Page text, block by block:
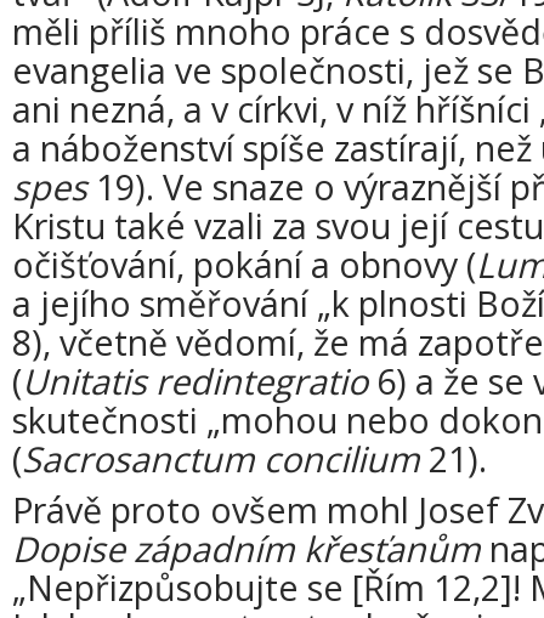
měli příliš mnoho práce s
evangelia ve společnosti, jež se
ani nezná, a v církvi, v níž
a náboženství spíše zastírají, než
spes19). Ve snaze o výraznější
Kristu také vzali za svou její
očišťování, pokání a obnovy (
a jejího směřování „k plnosti
8), včetně vědomí, že má
(Unitatis redintegratio6) a že se
skutečnosti „mohou nebo
(Sacrosanctum concilium 21).
Právě proto ovšem mohl Josef
Dopise západním křesťanům
„Nepřizpůsobujte se [Řím 12,2]!